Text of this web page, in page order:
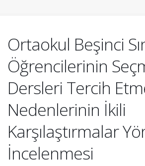
Ortaokul Beşinci
Öğrencilerinin
Dersleri Tercih
Nedenlerinin İkili
Karşılaştırmalar
İncelenmesi